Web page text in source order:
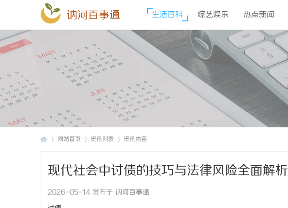
讷河百事通 生活百科 综艺娱乐 热点新闻
网站首页 资讯列表 资讯内容
现代社会中讨债的技巧与法律风险全面解析
2026-05-14 发布于 讷河百事通